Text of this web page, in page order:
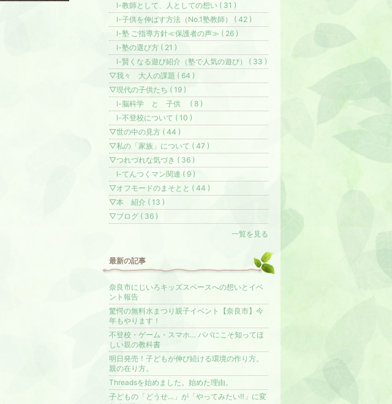
l-教師として、人としての想い ( 31 )
l-子供を伸ばす方法（No.1塾教師） ( 42 )
l-塾 ご指導方針≪保護者の声≫ ( 26 )
l-塾の選び方 ( 21 )
l-賢くなる遊び紹介（塾で人気の遊び） ( 33 )
▽我々 大人の課題 ( 64 )
▽現代の子供たち ( 19 )
l-脳科学 と 子供 ( 8 )
l-不登校について ( 10 )
▽世の中の見方 ( 44 )
▽私の「家族」について ( 47 )
▽つれづれな気づき ( 36 )
l-てんつくマン関連 ( 9 )
▽オフモードのまそとと ( 44 )
▽本 紹介 ( 13 )
▽ブログ ( 36 )
一覧を見る
最新の記事
奈良市にじいろキッズスペースへの想いとイベ
ント報告
驚愕の無料水まつり親子イベント【奈良市】今
年もやります！
不登校・ゲーム・スマホ… パパにこそ知ってほ
しい親の教科書
明日発売！子どもが伸び続ける環境の作り方。
親の在り方。
Threadsを始めました。始めた理由。
子どもの「どうせ…」が「やってみたい‼️」に変